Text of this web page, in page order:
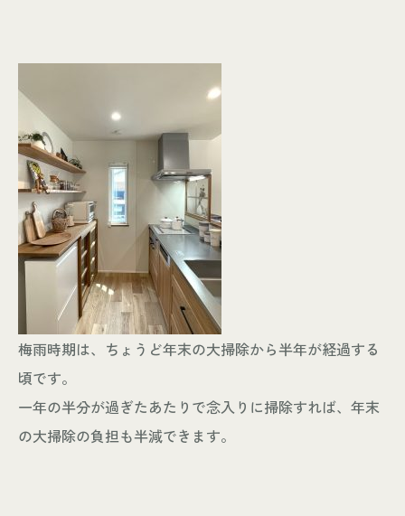
梅雨時期は、ちょうど年末の大掃除から半年が経過する
頃です。
一年の半分が過ぎたあたりで念入りに掃除すれば、年末
の大掃除の負担も半減できます。